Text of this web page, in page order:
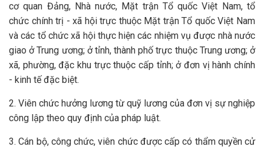
cơ quan Đảng, Nhà nước, Mặt trận Tổ quốc Việt Nam, tổ
chức chính trị - xã hội trực thuộc Mặt trận Tổ quốc Việt Nam
và các tổ chức xã hội thực hiện các nhiệm vụ được nhà nước
giao ở Trung ương; ở tỉnh, thành phố trực thuộc Trung ương; ở
xã, phường, đặc khu trực thuộc cấp tỉnh; ở đơn vị hành chính
- kinh tế đặc biệt.
2. Viên chức hưởng lương từ quỹ lương của đơn vị sự nghiệp
công lập theo quy định của pháp luật.
3. Cán bộ, công chức, viên chức được cấp có thẩm quyền cử